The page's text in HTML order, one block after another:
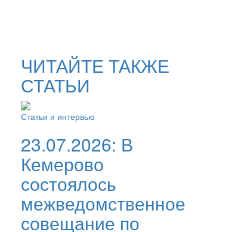
ЧИТАЙТЕ ТАКЖЕ
СТАТЬИ
Статьи и интервью
23.07.2026: В
Кемерово
состоялось
межведомственное
совещание по